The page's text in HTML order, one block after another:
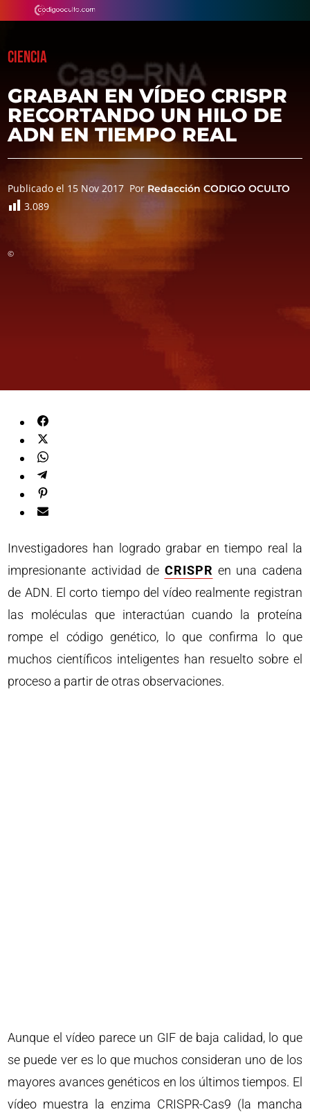
CIENCIA
GRABAN EN VÍDEO CRISPR
RECORTANDO UN HILO DE
ADN EN TIEMPO REAL
Publicado el 15 Nov 2017 Por Redacción CODIGO OCULTO
3.089
©
Investigadores han logrado grabar en tiempo real la
impresionante actividad de CRISPR en una cadena
de ADN. El corto tiempo del vídeo realmente registran
las moléculas que interactúan cuando la proteína
rompe el código genético, lo que confirma lo que
muchos científicos inteligentes han resuelto sobre el
proceso a partir de otras observaciones.
Aunque el vídeo parece un GIF de baja calidad, lo que
se puede ver es lo que muchos consideran uno de los
mayores avances genéticos en los últimos tiempos. El
vídeo muestra la enzima CRISPR-Cas9 (la mancha